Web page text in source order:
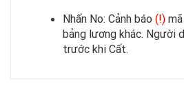
Nhấn No: Cảnh báo (!)
bảng lương khác. Người
trước khi Cất.